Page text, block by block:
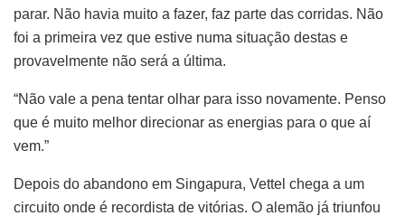
parar. Não havia muito a fazer, faz parte das corridas. Não
foi a primeira vez que estive numa situação destas e
provavelmente não será a última.
“Não vale a pena tentar olhar para isso novamente. Penso
que é muito melhor direcionar as energias para o que aí
vem.”
Depois do abandono em Singapura, Vettel chega a um
circuito onde é recordista de vitórias. O alemão já triunfou